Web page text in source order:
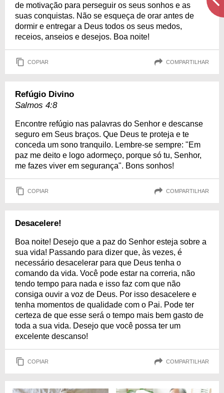
de motivação para perseguir os seus sonhos e as
suas conquistas. Não se esqueça de orar antes de
dormir e entregar a Deus todos os seus medos,
receios, anseios e desejos. Boa noite!
COPIAR COMPARTILHAR
Refúgio Divino
Salmos 4:8
Encontre refúgio nas palavras do Senhor e descanse
seguro em Seus braços. Que Deus te proteja e te
conceda um sono tranquilo. Lembre-se sempre: "Em
paz me deito e logo adormeço, porque só tu, Senhor,
me fazes viver em segurança". Bons sonhos!
COPIAR COMPARTILHAR
Desacelere!
Boa noite! Desejo que a paz do Senhor esteja sobre a
sua vida! Passando para dizer que, às vezes, é
necessário desacelerar para que Deus tenha o
comando da vida. Você pode estar na correria, não
tendo tempo para nada e isso faz com que não
consiga ouvir a voz de Deus. Por isso desacelere e
tenha momentos de qualidade com o Pai. Pode ter
certeza de que esse será o tempo mais bem gasto de
toda a sua vida. Desejo que você possa ter um
excelente descanso!
COPIAR COMPARTILHAR